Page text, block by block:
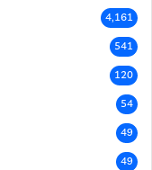
4,161
541
120
54
49
49